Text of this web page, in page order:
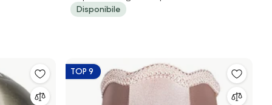
Disponibile
TOP 9